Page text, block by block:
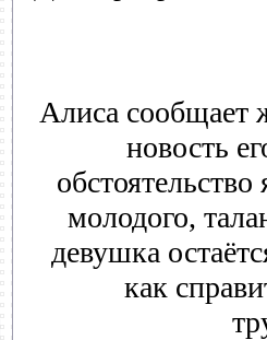
Алиса сообщает
новость
молодого,
девушка
как